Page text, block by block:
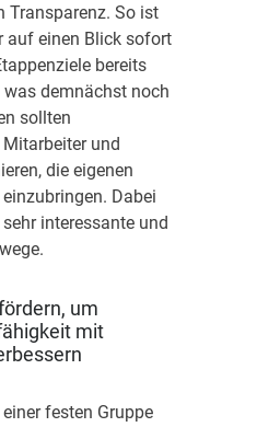
Transparenz. So ist
auf einen Blick sofort
bereits
demnächst noch
sollten
und
die eigenen
Dabei
interessante und
um
mit
festen Gruppe